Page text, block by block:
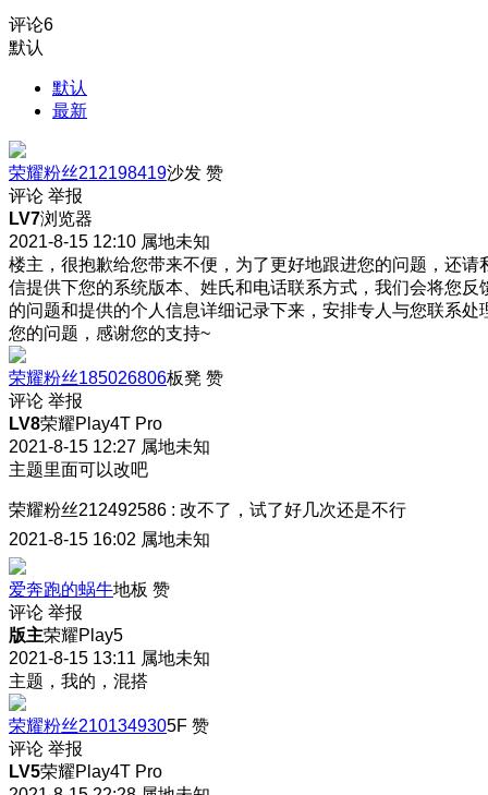
评论6
默认
默认
最新
荣耀粉丝212198419沙发 赞
评论 举报
LV7浏览器
2021-8-15 12:10 属地未知
楼主，很抱歉给您带来不便，为了更好地跟进您的问题，还请
信提供下您的系统版本、姓氏和电话联系方式，我们会将您反
的问题和提供的个人信息详细记录下来，安排专人与您联系处
您的问题，感谢您的支持~
荣耀粉丝185026806板凳 赞
评论 举报
LV8荣耀Play4T Pro
2021-8-15 12:27 属地未知
主题里面可以改吧
荣耀粉丝212492586 : 改不了，试了好几次还是不行
2021-8-15 16:02 属地未知
爱奔跑的蜗牛地板 赞
评论 举报
版主荣耀Play5
2021-8-15 13:11 属地未知
主题，我的，混搭
荣耀粉丝2101349305F 赞
评论 举报
LV5荣耀Play4T Pro